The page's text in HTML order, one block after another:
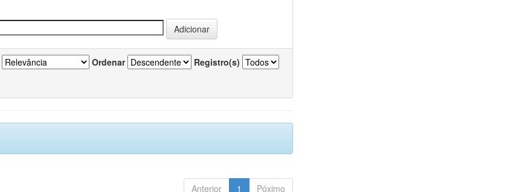
Ordenar Registro(s)
Anterior 1 Póximo